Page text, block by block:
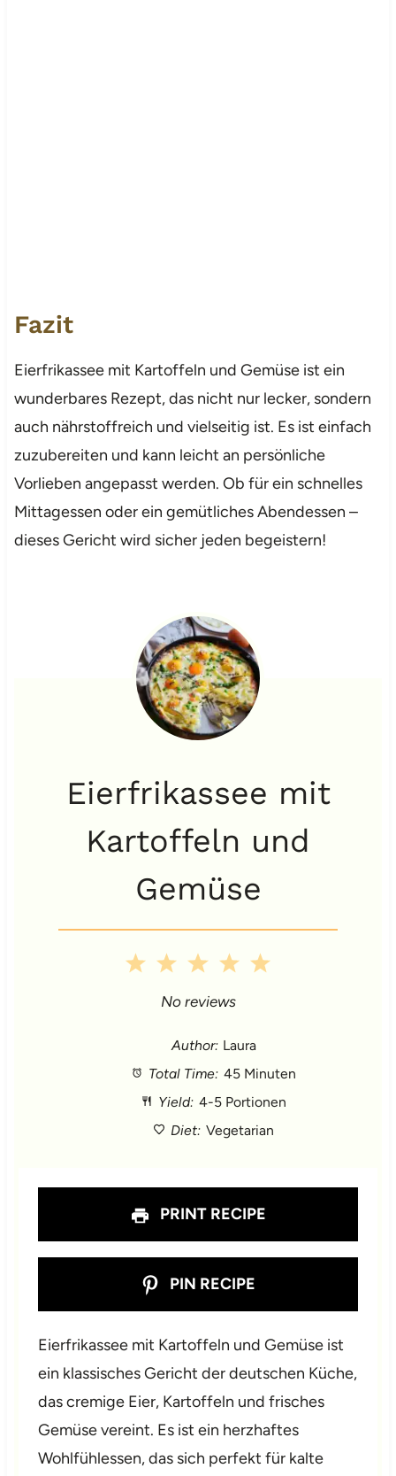
Fazit
Eierfrikassee mit Kartoffeln und Gemüse ist ein
wunderbares Rezept, das nicht nur lecker, sondern
auch nährstoffreich und vielseitig ist. Es ist einfach
zuzubereiten und kann leicht an persönliche
Vorlieben angepasst werden. Ob für ein schnelles
Mittagessen oder ein gemütliches Abendessen –
dieses Gericht wird sicher jeden begeistern!
Eierfrikassee mit
Kartoffeln und
Gemüse
5
a
4
t
a
3
S
t
a
2
S
t
a
1
a
No reviews
Author: Laura
Total Time: 45 Minuten
Yield: 4-5 Portionen
Diet: Vegetarian
PRINT RECIPE
PIN RECIPE
Eierfrikassee mit Kartoffeln und Gemüse ist
ein klassisches Gericht der deutschen Küche,
das cremige Eier, Kartoffeln und frisches
Gemüse vereint. Es ist ein herzhaftes
Wohlfühlessen, das sich perfekt für kalte